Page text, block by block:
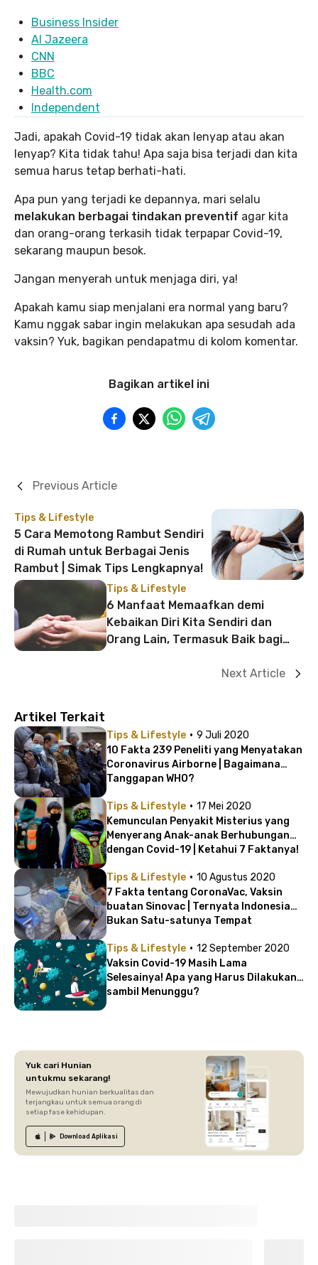
Business Insider
Al Jazeera
CNN
BBC
Health.com
Independent
Jadi, apakah Covid-19 tidak akan lenyap atau akan
lenyap? Kita tidak tahu! Apa saja bisa terjadi dan kita
semua harus tetap berhati-hati.
Apa pun yang terjadi ke depannya, mari selalu
melakukan berbagai tindakan preventif agar kita
dan orang-orang terkasih tidak terpapar Covid-19,
sekarang maupun besok.
Jangan menyerah untuk menjaga diri, ya!
Apakah kamu siap menjalani era normal yang baru?
Kamu nggak sabar ingin melakukan apa sesudah ada
vaksin? Yuk, bagikan pendapatmu di kolom komentar.
Bagikan artikel ini
Tips & Lifestyle
5 Cara Memotong Rambut Sendiri
di Rumah untuk Berbagai Jenis
Rambut | Simak Tips Lengkapnya!
Previous Article
Tips & Lifestyle
6 Manfaat Memaafkan demi
Kebaikan Diri Kita Sendiri dan
Orang Lain, Termasuk Baik bagi
Next Article
Artikel Terkait
Tips & Lifestyle · 9 Juli 2020
10 Fakta 239 Peneliti yang Menyatakan
Coronavirus Airborne | Bagaimana
Tanggapan WHO?
Tips & Lifestyle · 17 Mei 2020
Kemunculan Penyakit Misterius yang
Menyerang Anak-anak Berhubungan
dengan Covid-19 | Ketahui 7 Faktanya!
Tips & Lifestyle · 10 Agustus 2020
7 Fakta tentang CoronaVac, Vaksin
buatan Sinovac | Ternyata Indonesia
Bukan Satu-satunya Tempat
Tips & Lifestyle · 12 September 2020
Vaksin Covid-19 Masih Lama
Selesainya! Apa yang Harus Dilakukan
sambil Menunggu?
Yuk cari Hunian
untukmu sekarang!
Mewujudkan hunian berkualitas dan
terjangkau untuk semua orang di
setiap fase kehidupan.
Download Aplikasi